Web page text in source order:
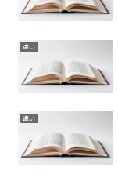
違い
違い